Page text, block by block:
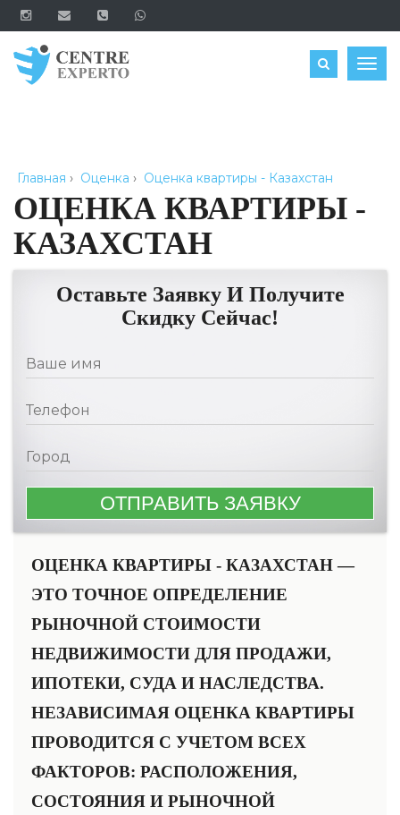
ЗАКАЗАТЬ
Главная › Оценка › Оценка квартиры - Казахстан
ОЦЕНКА КВАРТИРЫ -
КАЗАХСТАН
Оставьте Заявку И Получите
Скидку Сейчас!
ОЦЕНКА КВАРТИРЫ - КАЗАХСТАН —
ЭТО ТОЧНОЕ ОПРЕДЕЛЕНИЕ
РЫНОЧНОЙ СТОИМОСТИ
НЕДВИЖИМОСТИ ДЛЯ ПРОДАЖИ,
ИПОТЕКИ, СУДА И НАСЛЕДСТВА.
НЕЗАВИСИМАЯ ОЦЕНКА КВАРТИРЫ
ПРОВОДИТСЯ С УЧЕТОМ ВСЕХ
ФАКТОРОВ: РАСПОЛОЖЕНИЯ,
СОСТОЯНИЯ И РЫНОЧНОЙ